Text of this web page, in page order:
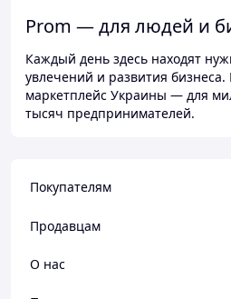
Prom — для людей и
Каждый день здесь находят
увлечений и развития
маркетплейс Украины — для
тысяч предпринимателей.
Покупателям
Продавцам
О нас